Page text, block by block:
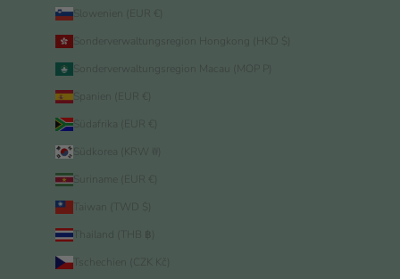
Slowenien (EUR €)
Sonderverwaltungsregion Hongkong (HKD $)
Sonderverwaltungsregion Macau (MOP P)
Spanien (EUR €)
Südafrika (EUR €)
Südkorea (KRW ₩)
Suriname (EUR €)
Taiwan (TWD $)
Thailand (THB ฿)
Tschechien (CZK Kč)